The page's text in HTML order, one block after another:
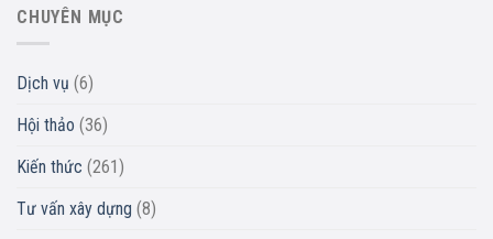
CHUYÊN MỤC
Dịch vụ (6)
Hội thảo (36)
Kiến thức (261)
Tư vấn xây dựng (8)